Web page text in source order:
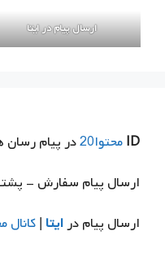
ارسال پیام در ایتا
IDمحتوا20 در پیام رسان
ارسال پیام سفارش -
ارسال پیام درایتا |کانال